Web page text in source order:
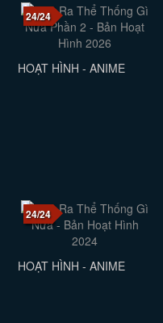
24/24
HOẠT HÌNH - ANIME
24/24
HOẠT HÌNH - ANIME